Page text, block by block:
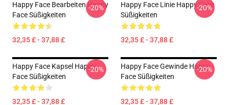
Happy Face Bearbeiten Happy
Face Süßigkeiten
32,35 £ - 37,88 £
-20%
Happy Face Linie Happy Face
Süßigkeiten
32,35 £ - 37,88 £
-20%
Happy Face Kapsel Happy
Face Süßigkeiten
32,35 £ - 37,88 £
-20%
Happy Face Gewinde Happy
Face Süßigkeiten
32,35 £ - 37,88 £
-20%